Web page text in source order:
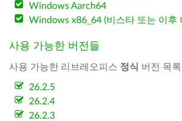
Windows Aarch64
Windows x86_64 (비스타 또는 이후
사용 가능한 버전들
사용 가능한 리브레오피스 정식 버전 목
26.2.5
26.2.4
26.2.3